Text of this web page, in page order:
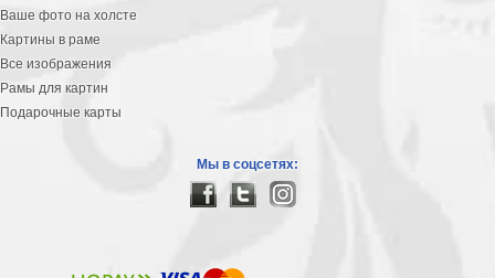
Ваше фото на холсте
Картины в раме
Все изображения
Рамы для картин
Подарочные карты
Мы в соцсетях: